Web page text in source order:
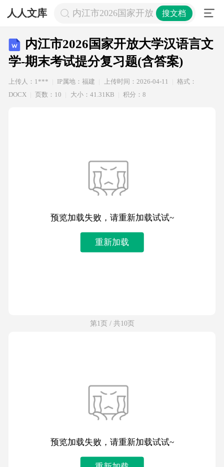
人人文库 内江市2026国家开放大学汉语言文学
搜文档
内江市2026国家开放大学汉语言文
学-期末考试提分复习题(含答案)
上传人：1*** IP属地：福建 上传时间：2026-04-11
格式：
DOCX
页数：10 大小：41.31KB 积分：8
预览加载失败，请重新加载试试~
重新加载
第1页 / 共10页
预览加载失败，请重新加载试试~